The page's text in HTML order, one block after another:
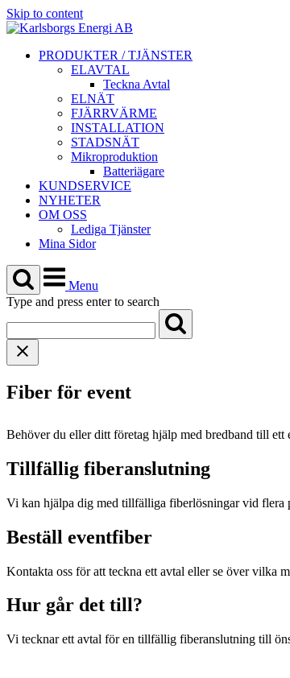
Skip to content
PRODUKTER / TJÄNSTER
ELAVTAL
Teckna Avtal
ELNÄT
FJÄRRVÄRME
INSTALLATION
STADSNÄT
Mikroproduktion
Batteriägare
KUNDSERVICE
NYHETER
OM OSS
Lediga Tjänster
Mina Sidor
Menu
Type and press enter to search
Fiber för event
Behöver du eller ditt företag hjälp med bredband till
Tillfällig fiberanslutning
Vi kan hjälpa dig med tillfälliga fiberlösningar vid flera
Beställ eventfiber
Kontakta oss för att teckna ett avtal eller se över vilka
Hur går det till?
Vi tecknar ett avtal för en tillfällig fiberanslutning till